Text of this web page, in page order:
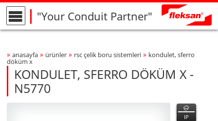
"Your Conduit Partner"
Breadcrumbs Navigation
» anasayfa » ürünler » rsc çeli̇k boru si̇stemleri̇ » kondulet, sferro
döküm x
KONDULET, SFERRO DÖKÜM X -
N5770
N5770
N5770 özellikler
IP